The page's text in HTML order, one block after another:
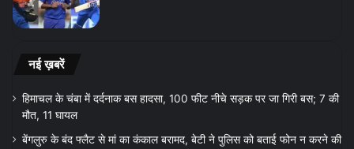
नई ख़बरें
हिमाचल के चंबा में दर्दनाक बस हादसा, 100 फीट नीचे सड़क पर जा गिरी बस; 7 की
मौत, 11 घायल
बेंगलुरु के बंद फ्लैट से मां का कंकाल बरामद, बेटी ने पुलिस को बताई फोन न करने की